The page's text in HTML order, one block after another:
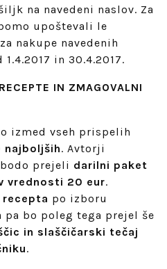
na navedeni naslov. Za
upoštevali le
nakupe navedenih
in 30.4.2017.
IN ZMAGOVALNI
izmed vseh prispelih
najboljših. Avtorji
prejeli darilni paket
vrednosti 20 eur.
po izboru
pa bo poleg tega prejel še
in slaščičarski tečaj
.